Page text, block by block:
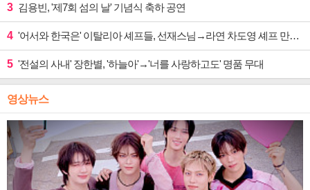
3 김용빈, '제7회 섬의 날' 기념식 축하 공연
4 '어서와 한국은' 이탈리아 셰프들, 선재스님→라연 차도영 셰프 만난다
5 '전설의 사내' 장한별, '하늘아'→'너를 사랑하고도' 명품 무대
영상뉴스